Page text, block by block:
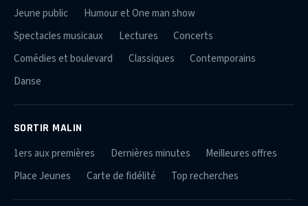
Jeune public
Humour et One man show
Spectacles musicaux
Lectures
Concerts
Comédies et boulevard
Classiques
Contemporains
Danse
SORTIR MALIN
1ers aux premières Dernières minutes
Meilleures offres
Place Jeunes
Carte de fidélité Top recherches